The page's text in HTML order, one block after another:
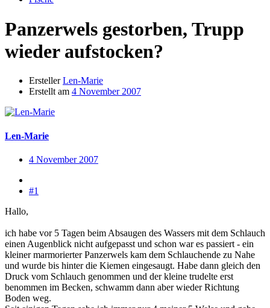
Panzerwels gestorben, Trupp
wieder aufstocken?
Ersteller Len-Marie
Erstellt am 4 November 2007
Len-Marie
4 November 2007
#1
Hallo,
ich habe vor 5 Tagen beim Absaugen des Wassers mit dem Schlauch
einen Augenblick nicht aufgepasst und schon war es passiert - ein
kleiner marmorierter Panzerwels kam dem Schlauchende zu Nahe
und wurde bis hinter die Kiemen eingesaugt. Habe dann gleich den
Druck vom Schlauch genommen und der kleine trudelte erst
benommen im Becken, schwamm dann aber wieder Richtung
Boden weg.